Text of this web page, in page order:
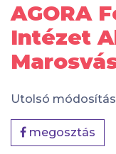
AGORA
Intézet
Utolsó módosítás:
megosztás